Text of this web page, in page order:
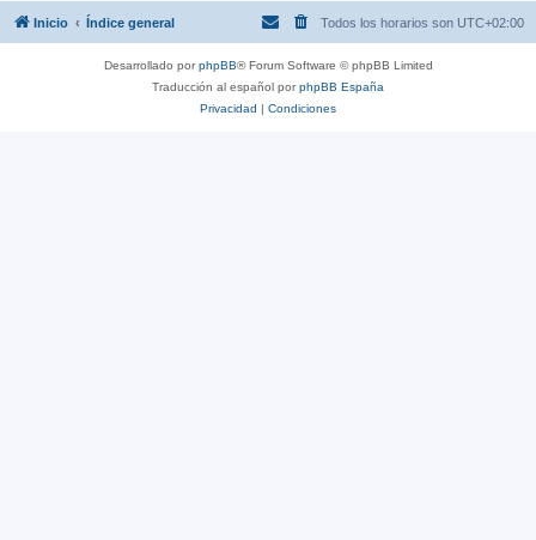
Inicio Índice general Todos los horarios son UTC+02:00
Desarrollado porphpBB® Forum Software © phpBB Limited
Traducción al español porphpBB España
Privacidad | Condiciones